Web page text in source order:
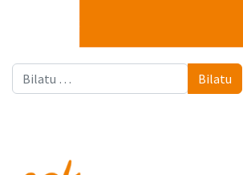
Bilatu Bilatu